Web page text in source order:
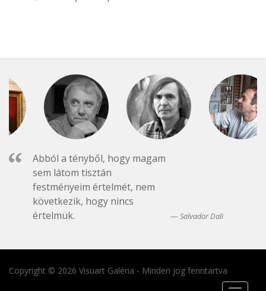
Abból a tényből, hogy magam
sem látom tisztán
festményeim értelmét, nem
következik, hogy nincs
értelmük.
Salvador Dali
Copyright © 2026 Visuart Galéria - Minden jog fenntartva